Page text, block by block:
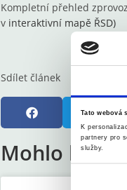
Tato webová
K
partnery pro
služby.
Kompletní přehled
v interaktivní mapě ŘSD)
Sdílet článek
Mohlo by